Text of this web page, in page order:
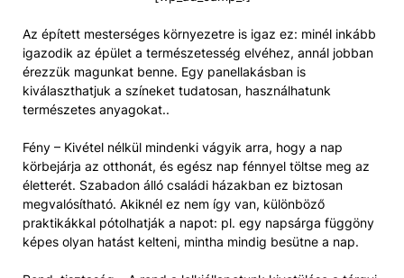
Az épített mesterséges környezetre is igaz ez: minél inkább
igazodik az épület a természetesség elvéhez, annál jobban
érezzük magunkat benne. Egy panellakásban is
kiválaszthatjuk a színeket tudatosan, használhatunk
természetes anyagokat..
Fény – Kivétel nélkül mindenki vágyik arra, hogy a nap
körbejárja az otthonát, és egész nap fénnyel töltse meg az
életterét. Szabadon álló családi házakban ez biztosan
megvalósítható. Akiknél ez nem így van, különböző
praktikákkal pótolhatják a napot: pl. egy napsárga függöny
képes olyan hatást kelteni, mintha mindig besütne a nap.